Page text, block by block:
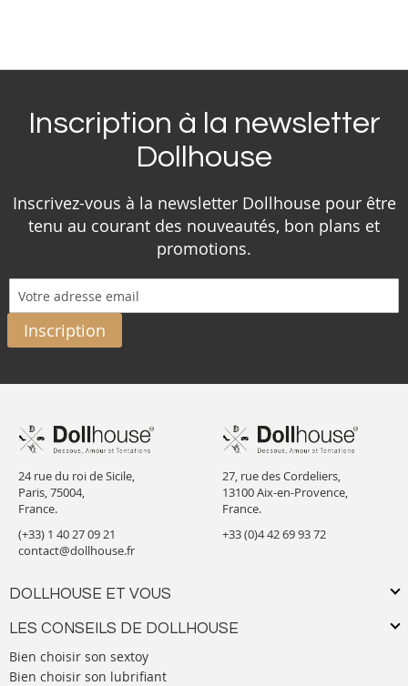
Inscription à la newsletter
Dollhouse
Inscrivez-vous à la newsletter Dollhouse pour être
tenu au courant des nouveautés, bon plans et
promotions.
Inscription
24 rue du roi de Sicile,
Paris, 75004,
France.
(+33) 1 40 27 09 21
contact@dollhouse.fr
DOLLHOUSE ET VOUS
LES CONSEILS DE DOLLHOUSE
Bien choisir son sextoy
Bien choisir son lubrifiant
27, rue des Cordeliers,
13100 Aix-en-Provence,
France.
+33 (0)4 42 69 93 72